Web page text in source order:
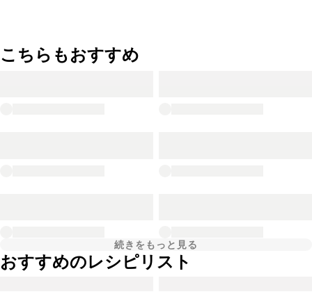
こちらもおすすめ
続きをもっと見る
おすすめのレシピリスト